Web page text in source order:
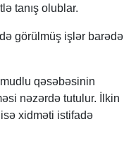
tanış olublar.
görülmüş işlər barədə
qəsəbəsinin
nəzərdə tutulur. İlkin
xidməti istifadə